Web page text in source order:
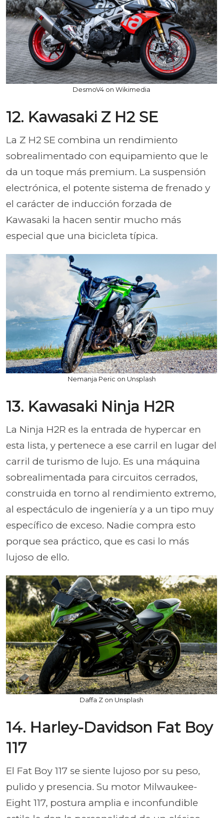
DesmoV4 on Wikimedia
12. Kawasaki Z H2 SE
La Z H2 SE combina un rendimiento
sobrealimentado con equipamiento que le
da un toque más premium. La suspensión
electrónica, el potente sistema de frenado y
el carácter de inducción forzada de
Kawasaki la hacen sentir mucho más
especial que una bicicleta típica.
Nemanja Peric on Unsplash
13. Kawasaki Ninja H2R
La Ninja H2R es la entrada de hypercar en
esta lista, y pertenece a ese carril en lugar del
carril de turismo de lujo. Es una máquina
sobrealimentada para circuitos cerrados,
construida en torno al rendimiento extremo,
al espectáculo de ingeniería y a un tipo muy
específico de exceso. Nadie compra esto
porque sea práctico, que es casi lo más
lujoso de ello.
Daffa Z on Unsplash
14. Harley-Davidson Fat Boy
117
El Fat Boy 117 se siente lujoso por su peso,
pulido y presencia. Su motor Milwaukee-
Eight 117, postura amplia e inconfundible